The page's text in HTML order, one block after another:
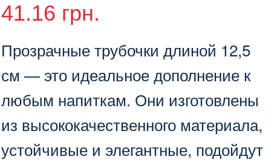
41.16 грн.
Прозрачные трубочки длиной 12,5
см — это идеальное дополнение к
любым напиткам. Они изготовлены
из высококачественного материала,
устойчивые и элегантные, подойдут